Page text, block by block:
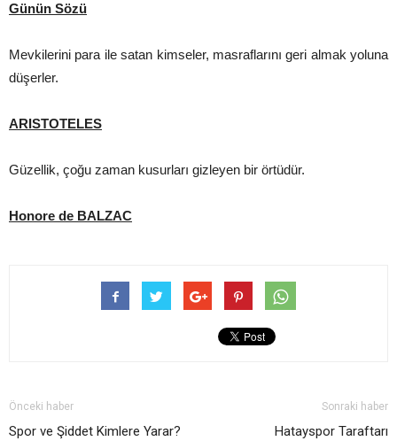
Günün Sözü
Mevkilerini para ile satan kimseler, masraflarını geri almak yoluna
düşerler.
ARISTOTELES
Güzellik, çoğu zaman kusurları gizleyen bir örtüdür.
Honore de BALZAC
Önceki haber
Spor ve Şiddet Kimlere Yarar?
Sonraki haber
Hatayspor Taraftarı